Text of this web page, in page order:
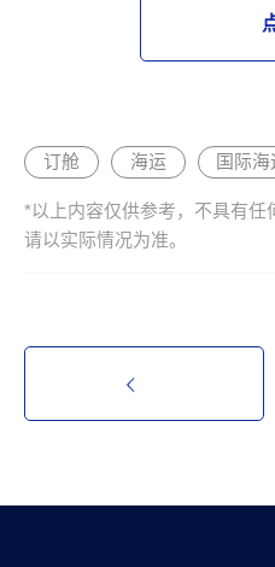
订舱 海运 国际海
*以上内容仅供参考，不具有任
请以实际情况为准。